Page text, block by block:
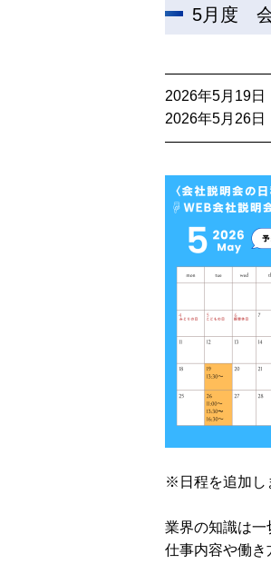
5月度 会
2026年5月19
2026年5月26
※日程を追加
業界の知識は一
仕事内容や働き